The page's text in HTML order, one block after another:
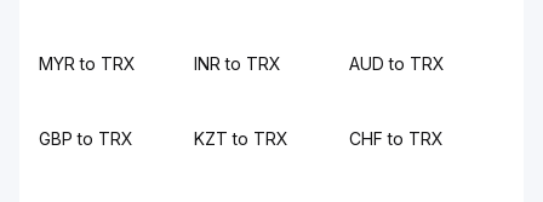
MYR to TRX INR to TRX AUD to TRX
GBP to TRX KZT to TRX CHF to TRX